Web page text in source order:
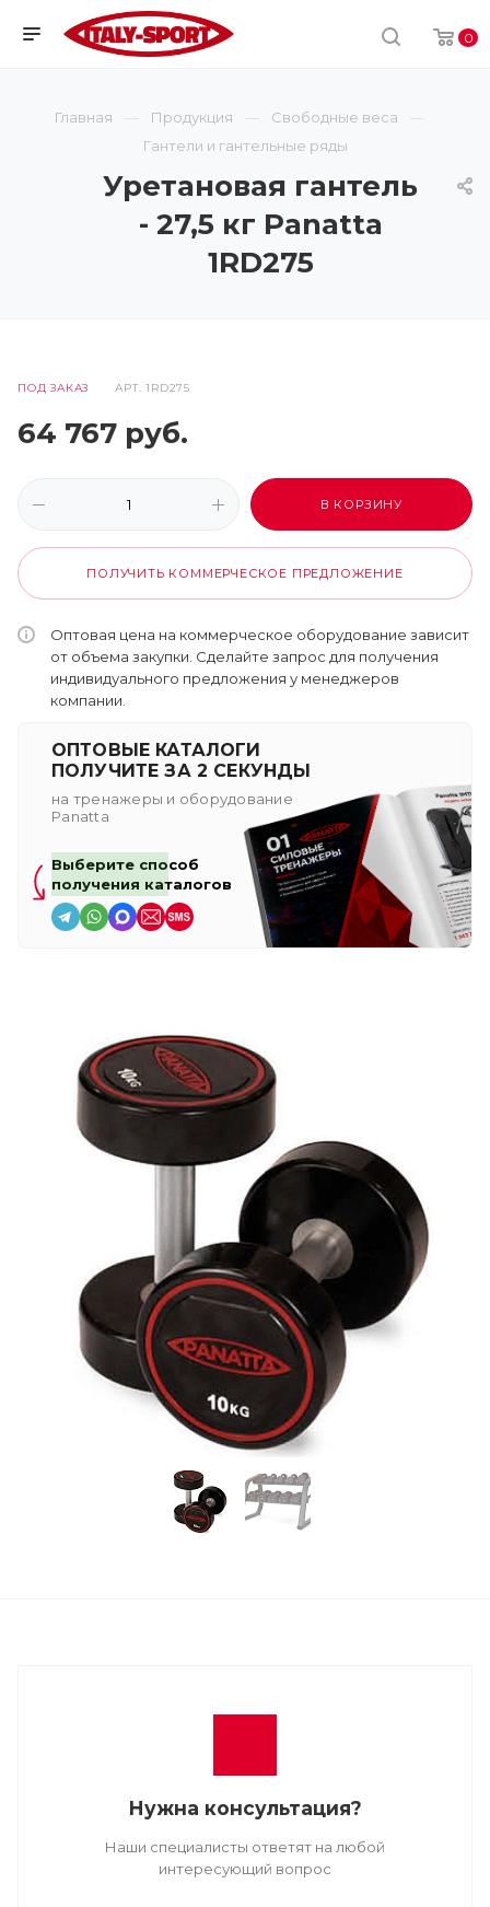
0
Главная Продукция
Свободные веса
Гантели и гантельные ряды
Уретановая гантель
- 27,5 кг Panatta
1RD275
ПОД ЗАКАЗ АРТ.1RD275
64 767 руб.
В КОРЗИНУ
ПОЛУЧИТЬ КОММЕРЧЕСКОЕ ПРЕДЛОЖЕНИЕ
Оптовая цена на коммерческое оборудование зависит
от объема закупки. Сделайте запрос для получения
индивидуального предложения у менеджеров
компании.
ОПТОВЫЕ КАТАЛОГИ
ПОЛУЧИТЕ ЗА 2 СЕКУНДЫ
на тренажеры и оборудование
Panatta
Выберите способ
получения каталогов
Нужна консультация?
Наши специалисты ответят на любой
интересующий вопрос